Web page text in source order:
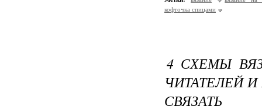
кофточка спицами
4 СХЕМЫ
ЧИТАТЕЛЕЙ
СВЯЗАТЬ